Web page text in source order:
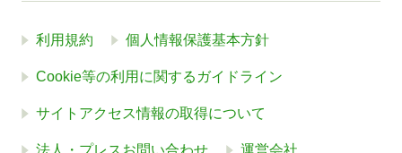
利用規約 個人情報保護基本方針
Cookie等の利用に関するガイドライン
サイトアクセス情報の取得について
法人・プレスお問い合わせ 運営会社